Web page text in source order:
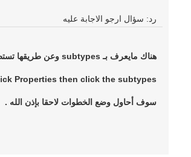
رد: سؤال ارجو الاجابة عليه
هناك مايعرف بـ subtypes وعن طريقها تستطيع تصنيف الظاهرة محل الدراسة :
Properties then click the subtypes.
سوف أحاول وضع الخطوات لاحقا بإذن الله .